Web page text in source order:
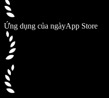
Ứng dụng của ngàyApp Store